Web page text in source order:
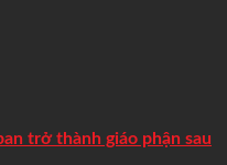
trở thành giáo phận sau